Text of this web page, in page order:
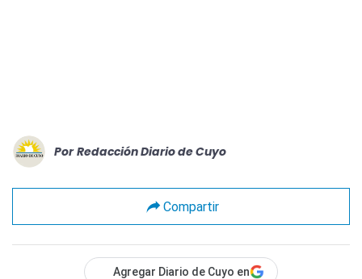
Por Redacción Diario de Cuyo
Compartir
Agregar Diario de Cuyo en